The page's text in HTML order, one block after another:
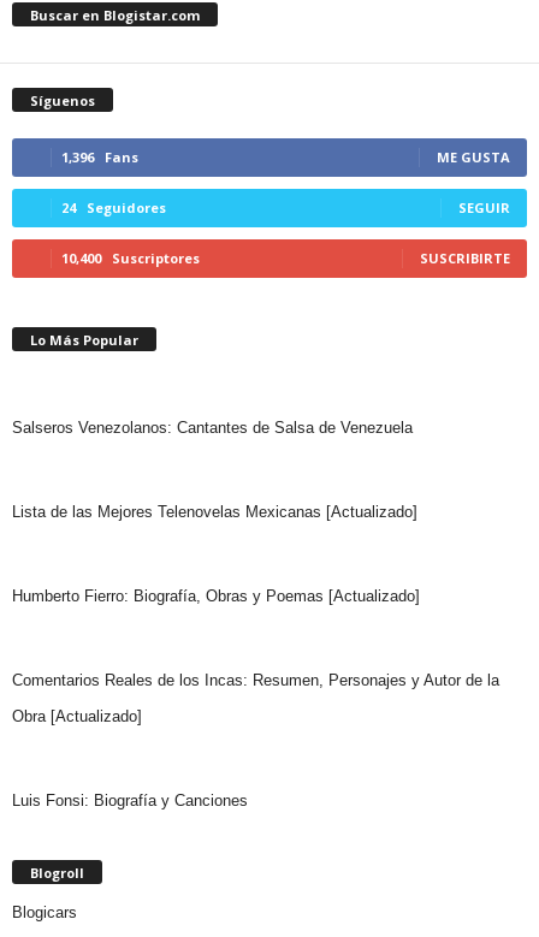
Buscar en Blogistar.com
Síguenos
1,396 Fans ME GUSTA
24 Seguidores SEGUIR
10,400 Suscriptores SUSCRIBIRTE
Lo Más Popular
Salseros Venezolanos: Cantantes de Salsa de Venezuela
Lista de las Mejores Telenovelas Mexicanas [Actualizado]
Humberto Fierro: Biografía, Obras y Poemas [Actualizado]
Comentarios Reales de los Incas: Resumen, Personajes y Autor de la
Obra [Actualizado]
Luis Fonsi: Biografía y Canciones
Blogroll
Blogicars